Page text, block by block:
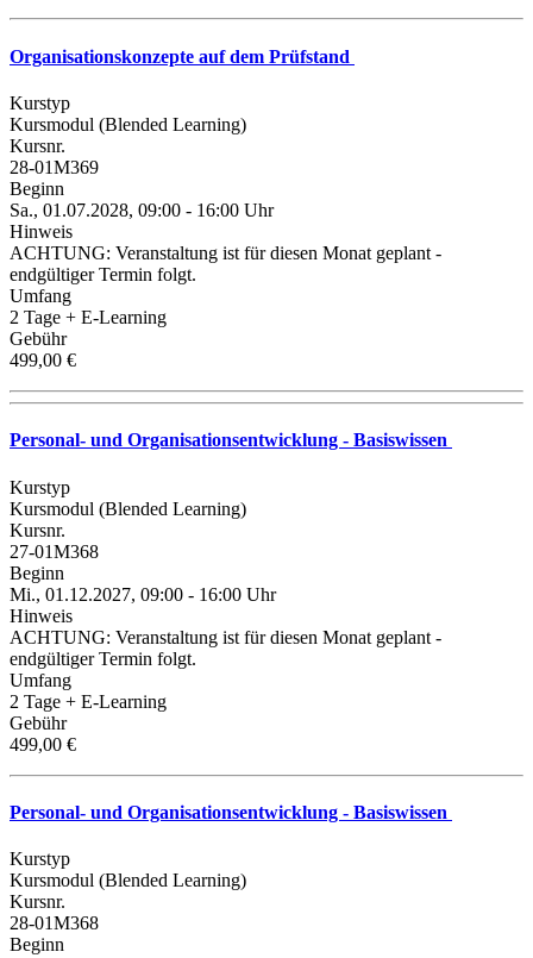
Organisationskonzepte auf dem Prüfstand
Kurstyp
Kursmodul (Blended Learning)
Kursnr.
28-01M369
Beginn
Sa., 01.07.2028, 09:00 - 16:00 Uhr
Hinweis
ACHTUNG: Veranstaltung ist für diesen Monat geplant -
endgültiger Termin folgt.
Umfang
2 Tage + E-Learning
Gebühr
499,00 €
Personal- und Organisationsentwicklung - Basiswissen
Kurstyp
Kursmodul (Blended Learning)
Kursnr.
27-01M368
Beginn
Mi., 01.12.2027, 09:00 - 16:00 Uhr
Hinweis
ACHTUNG: Veranstaltung ist für diesen Monat geplant -
endgültiger Termin folgt.
Umfang
2 Tage + E-Learning
Gebühr
499,00 €
Personal- und Organisationsentwicklung - Basiswissen
Kurstyp
Kursmodul (Blended Learning)
Kursnr.
28-01M368
Beginn